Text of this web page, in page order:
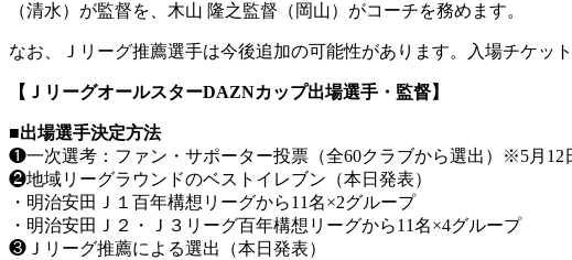
（清水）が監督を、木山 隆之監督（岡山）がコーチを務めます。
なお、Ｊリーグ推薦選手は今後追加の可能性があります。入場チケッ
【ＪリーグオールスターDAZNカップ出場選手・監督】
■出場選手決定方法
❶一次選考：ファン・サポーター投票（全60クラブから選出）※5月12
❷地域リーグラウンドのベストイレブン（本日発表）
・明治安田Ｊ１百年構想リーグから11名×2グループ
・明治安田Ｊ２・Ｊ３リーグ百年構想リーグから11名×4グループ
❸Ｊリーグ推薦による選出（本日発表）